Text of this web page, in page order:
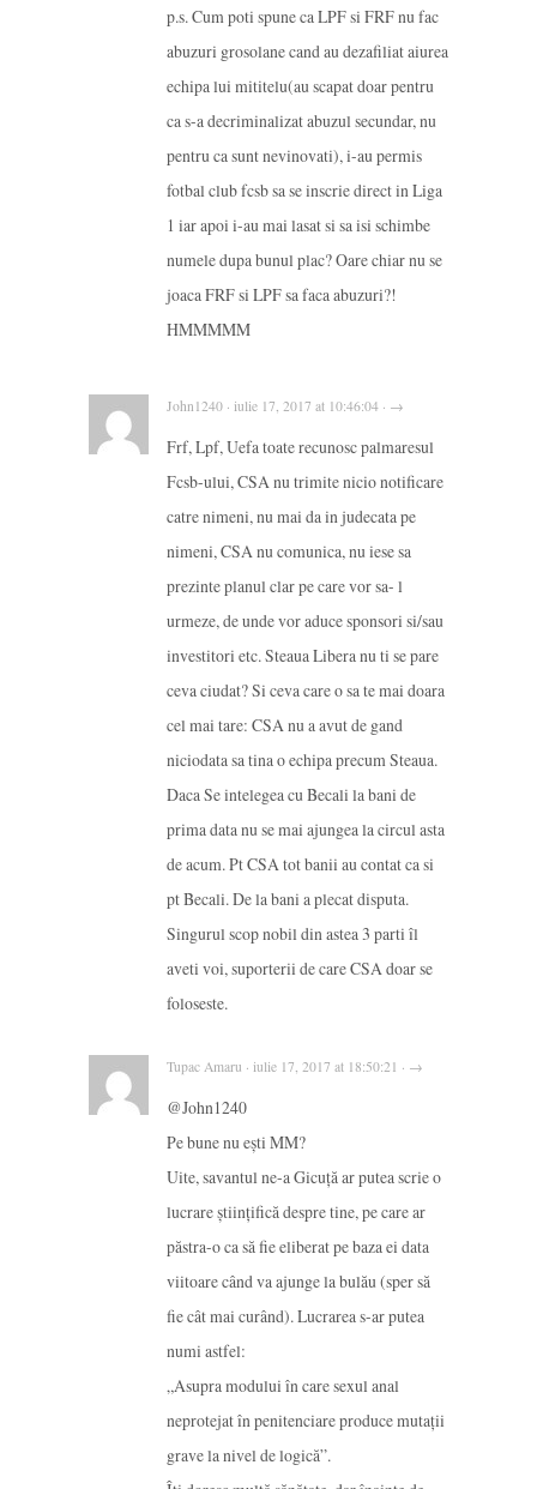
p.s. Cum poti spune ca LPF si FRF nu fac
abuzuri grosolane cand au dezafiliat aiurea
echipa lui mititelu(au scapat doar pentru
ca s-a decriminalizat abuzul secundar, nu
pentru ca sunt nevinovati), i-au permis
fotbal club fcsb sa se inscrie direct in Liga
1 iar apoi i-au mai lasat si sa isi schimbe
numele dupa bunul plac? Oare chiar nu se
joaca FRF si LPF sa faca abuzuri?!
HMMMMM
John1240 · iulie 17, 2017 at 10:46:04 · →
Frf, Lpf, Uefa toate recunosc palmaresul
Fcsb-ului, CSA nu trimite nicio notificare
catre nimeni, nu mai da in judecata pe
nimeni, CSA nu comunica, nu iese sa
prezinte planul clar pe care vor sa- l
urmeze, de unde vor aduce sponsori si/sau
investitori etc. Steaua Libera nu ti se pare
ceva ciudat? Si ceva care o sa te mai doara
cel mai tare: CSA nu a avut de gand
niciodata sa tina o echipa precum Steaua.
Daca Se intelegea cu Becali la bani de
prima data nu se mai ajungea la circul asta
de acum. Pt CSA tot banii au contat ca si
pt Becali. De la bani a plecat disputa.
Singurul scop nobil din astea 3 parti îl
aveti voi, suporterii de care CSA doar se
foloseste.
Tupac Amaru · iulie 17, 2017 at 18:50:21 · →
@John1240
Pe bune nu ești MM?
Uite, savantul ne-a Gicuță ar putea scrie o
lucrare științifică despre tine, pe care ar
păstra-o ca să fie eliberat pe baza ei data
viitoare când va ajunge la bulău (sper să
fie cât mai curând). Lucrarea s-ar putea
numi astfel:
„Asupra modului în care sexul anal
neprotejat în penitenciare produce mutații
grave la nivel de logică”.